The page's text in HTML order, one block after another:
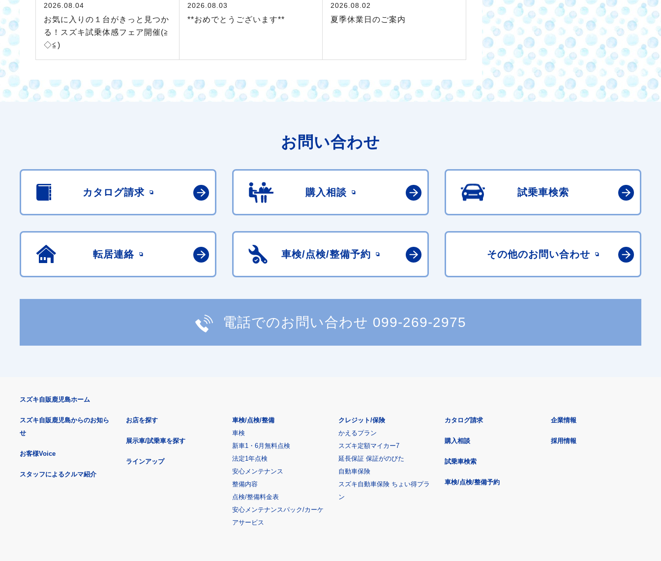
2026.08.04
お気に入りの１台がきっと見つか
る！スズキ試乗体感フェア開催(≧
◇≦)
2026.08.03
**おめでとうございます**
2026.08.02
夏季休業日のご案内
お問い合わせ
カタログ請求 購入相談 試乗車検索
転居連絡 車検/点検/整備予約 その他のお問い合わせ
電話でのお問い合わせ 099-269-2975
スズキ自販鹿児島ホーム
スズキ自販鹿児島からのお知ら
せ
お客様Voice
スタッフによるクルマ紹介
お店を探す
展示車/試乗車を探す
ラインアップ
車検/点検/整備
車検
新車1・6月無料点検
法定1年点検
安心メンテナンス
整備内容
点検/整備料金表
安心メンテナンスパック/カーケ
アサービス
クレジット/保険
かえるプラン
スズキ定額マイカー7
延長保証 保証がのびた
自動車保険
スズキ自動車保険 ちょい得プラ
ン
カタログ請求
購入相談
試乗車検索
車検/点検/整備予約
企業情報
採用情報